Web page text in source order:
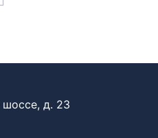
шоссе, д. 23